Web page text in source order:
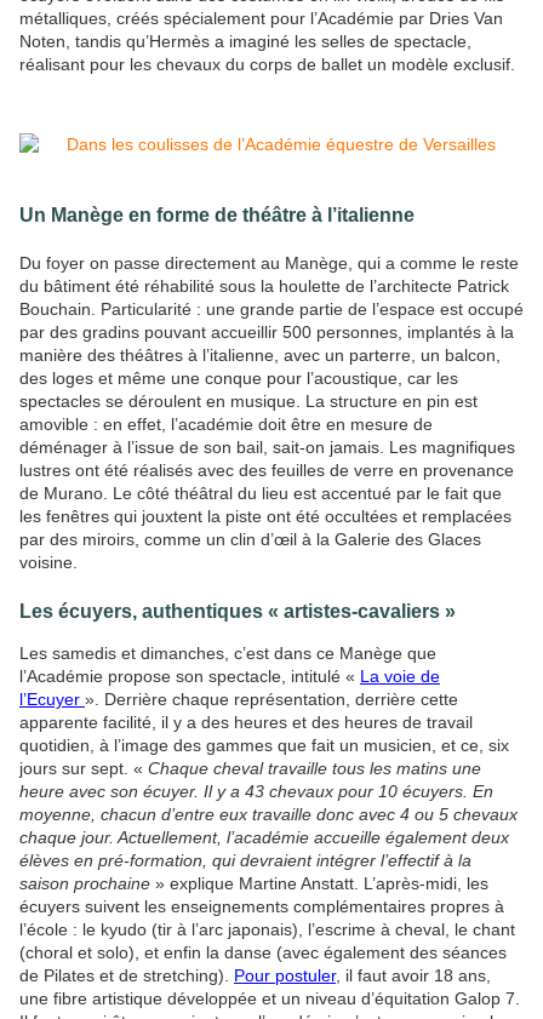
métalliques, créés spécialement pour l’Académie par Dries Van
Noten, tandis qu’Hermès a imaginé les selles de spectacle,
réalisant pour les chevaux du corps de ballet un modèle exclusif.
Un Manège en forme de théâtre à l’italienne
Du foyer on passe directement au Manège, qui a comme le reste
du bâtiment été réhabilité sous la houlette de l’architecte Patrick
Bouchain. Particularité : une grande partie de l’espace est occupé
par des gradins pouvant accueillir 500 personnes, implantés à la
manière des théâtres à l’italienne, avec un parterre, un balcon,
des loges et même une conque pour l’acoustique, car les
spectacles se déroulent en musique. La structure en pin est
amovible : en effet, l’académie doit être en mesure de
déménager à l’issue de son bail, sait-on jamais. Les magnifiques
lustres ont été réalisés avec des feuilles de verre en provenance
de Murano. Le côté théâtral du lieu est accentué par le fait que
les fenêtres qui jouxtent la piste ont été occultées et remplacées
par des miroirs, comme un clin d’œil à la Galerie des Glaces
voisine.
Les écuyers, authentiques « artistes-cavaliers »
Les samedis et dimanches, c’est dans ce Manège que
l’Académie propose son spectacle, intitulé « La voie de
l’Ecuyer ». Derrière chaque représentation, derrière cette
apparente facilité, il y a des heures et des heures de travail
quotidien, à l’image des gammes que fait un musicien, et ce, six
jours sur sept. « Chaque cheval travaille tous les matins une
heure avec son écuyer. Il y a 43 chevaux pour 10 écuyers. En
moyenne, chacun d’entre eux travaille donc avec 4 ou 5 chevaux
chaque jour. Actuellement, l’académie accueille également deux
élèves en pré-formation, qui devraient intégrer l’effectif à la
saison prochaine » explique Martine Anstatt. L’après-midi, les
écuyers suivent les enseignements complémentaires propres à
l’école : le kyudo (tir à l’arc japonais), l’escrime à cheval, le chant
(choral et solo), et enfin la danse (avec également des séances
de Pilates et de stretching). Pour postuler, il faut avoir 18 ans,
une fibre artistique développée et un niveau d’équitation Galop 7.